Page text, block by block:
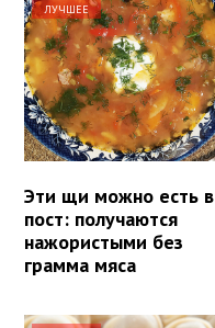
ЛУЧШЕЕ
Эти щи можно есть в
пост: получаются
нажористыми без
грамма мяса